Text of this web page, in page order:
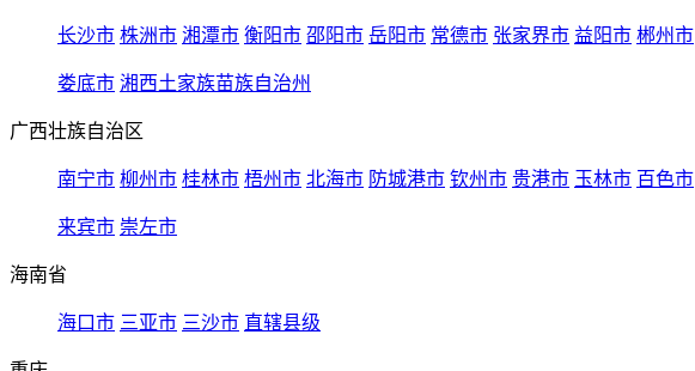
长沙市 株洲市 湘潭市 衡阳市 邵阳市 岳阳市 常德市 张家界市 益阳市 郴州市
娄底市 湘西土家族苗族自治州
广西壮族自治区
南宁市 柳州市 桂林市 梧州市 北海市 防城港市 钦州市 贵港市 玉林市 百色市
来宾市 崇左市
海南省
海口市 三亚市 三沙市 直辖县级